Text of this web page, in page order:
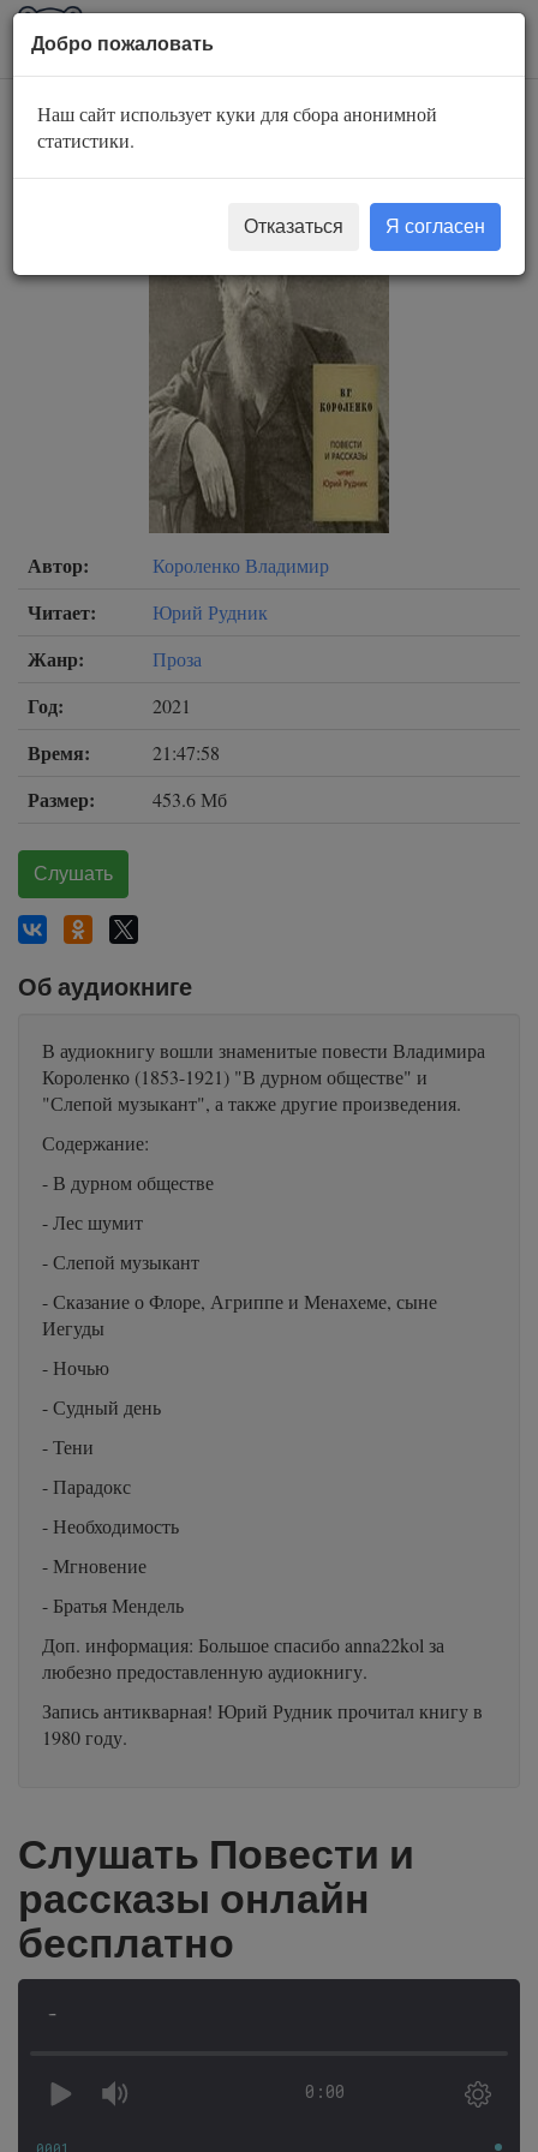
AuBook.org
Повести и рассказы
Автор: Короленко Владимир
Читает: Юрий Рудник
Жанр: Проза
Год: 2021
Время: 21:47:58
Размер: 453.6 Мб
Слушать
Об аудиокниге
В аудиокнигу вошли знаменитые повести Владимира
Короленко (1853-1921) "В дурном обществе" и
"Слепой музыкант", а также другие произведения.
Содержание:
- В дурном обществе
- Лес шумит
- Слепой музыкант
- Сказание о Флоре, Агриппе и Менахеме, сыне
Иегуды
- Ночью
- Судный день
- Тени
- Парадокс
- Необходимость
- Мгновение
- Братья Мендель
Доп. информация: Большое спасибо anna22kol за
любезно предоставленную аудиокнигу.
Запись антикварная! Юрий Рудник прочитал книгу в
1980 году.
Слушать Повести и
рассказы онлайн
бесплатно
-
0:00
0001
Добро пожаловать
Наш сайт использует куки для сбора анонимной
статистики.
Отказаться Я согласен